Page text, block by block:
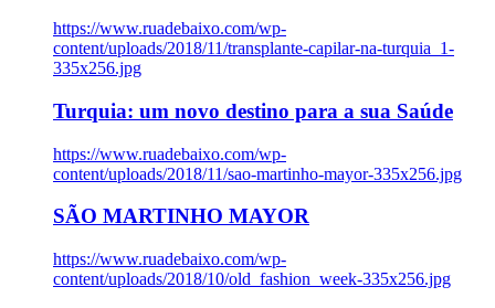
https://www.ruadebaixo.com/wp-
content/uploads/2018/11/transplante-capilar-na-turquia_1-
335x256.jpg
Turquia: um novo destino para a sua Saúde
https://www.ruadebaixo.com/wp-
content/uploads/2018/11/sao-martinho-mayor-335x256.jpg
SÃO MARTINHO MAYOR
https://www.ruadebaixo.com/wp-
content/uploads/2018/10/old_fashion_week-335x256.jpg